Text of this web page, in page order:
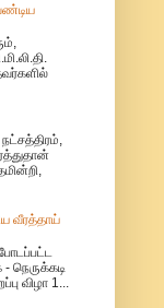
வீரத்தாய்
நெருக்கடி
விழா 1...